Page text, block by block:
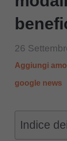
26
Aggiungi
google news
Indice